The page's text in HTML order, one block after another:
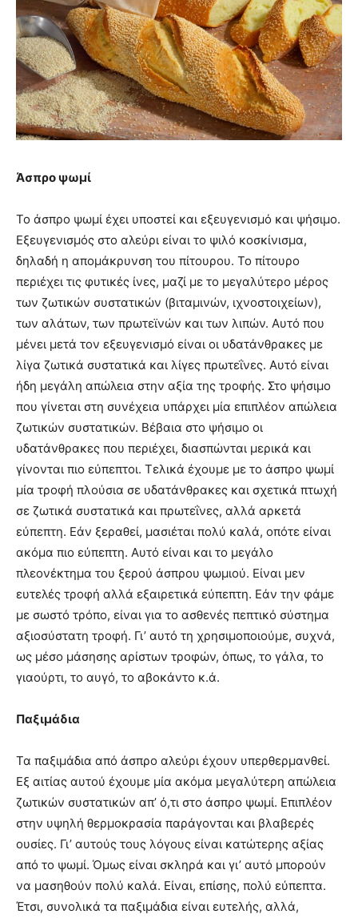
Άσπρο ψωμί
Το άσπρο ψωμί έχει υποστεί και εξευγενισμό και ψήσιμο.
Εξευγενισμός στο αλεύρι είναι το ψιλό κοσκίνισμα,
δηλαδή η απομάκρυνση του πίτουρου. Το πίτουρο
περιέχει τις φυτικές ίνες, μαζί με το μεγαλύτερο μέρος
των ζωτικών συστατικών (βιταμινών, ιχνοστοιχείων),
των αλάτων, των πρωτεϊνών και των λιπών. Αυτό που
μένει μετά τον εξευγενισμό είναι οι υδατάνθρακες με
λίγα ζωτικά συστατικά και λίγες πρωτεΐνες. Αυτό είναι
ήδη μεγάλη απώλεια στην αξία της τροφής. Στο ψήσιμο
που γίνεται στη συνέχεια υπάρχει μία επιπλέον απώλεια
ζωτικών συστατικών. Βέβαια στο ψήσιμο οι
υδατάνθρακες που περιέχει, διασπώνται μερικά και
γίνονται πιο εύπεπτοι. Τελικά έχουμε με το άσπρο ψωμί
μία τροφή πλούσια σε υδατάνθρακες και σχετικά πτωχή
σε ζωτικά συστατικά και πρωτεΐνες, αλλά αρκετά
εύπεπτη. Εάν ξεραθεί, μασιέται πολύ καλά, οπότε είναι
ακόμα πιο εύπεπτη. Αυτό είναι και το μεγάλο
πλεονέκτημα του ξερού άσπρου ψωμιού. Είναι μεν
ευτελές τροφή αλλά εξαιρετικά εύπεπτη. Εάν την φάμε
με σωστό τρόπο, είναι για το ασθενές πεπτικό σύστημα
αξιοσύστατη τροφή. Γι’ αυτό τη χρησιμοποιούμε, συχνά,
ως μέσο μάσησης αρίστων τροφών, όπως, το γάλα, το
γιαούρτι, το αυγό, το αβοκάντο κ.ά.
Παξιμάδια
Τα παξιμάδια από άσπρο αλεύρι έχουν υπερθερμανθεί.
Εξ αιτίας αυτού έχουμε μία ακόμα μεγαλύτερη απώλεια
ζωτικών συστατικών απ’ ό,τι στο άσπρο ψωμί. Επιπλέον
στην υψηλή θερμοκρασία παράγονται και βλαβερές
ουσίες. Γι’ αυτούς τους λόγους είναι κατώτερης αξίας
από το ψωμί. Όμως είναι σκληρά και γι’ αυτό μπορούν
να μασηθούν πολύ καλά. Είναι, επίσης, πολύ εύπεπτα.
Έτσι, συνολικά τα παξιμάδια είναι ευτελής, αλλά,